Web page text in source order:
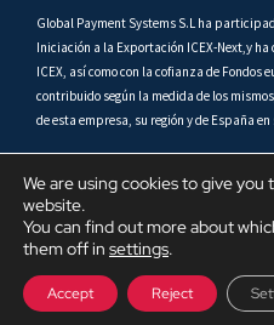
Global Payment Systems S.L ha
Iniciación a la Exportación ICEX-Next,y ha
ICEX, así como con la cofianza de Fondos
contribuido según la medida de los
de esta empresa, su región y de España
Copyright © 2026 Global Payment
We are using cookies to give
website.
You can find out more about
them off in settings.
Accept Reject